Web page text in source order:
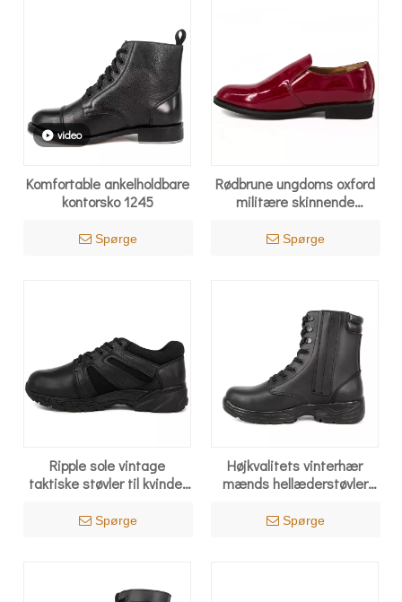
video
Komfortable ankelholdbare
kontorsko 1245
Spørge
Rødbrune ungdoms oxford
militære skinnende
Spørge
Ripple sole vintage
taktiske støvler til kvinder
Spørge
Højkvalitets vinterhær
mænds hellæderstøvler
Spørge